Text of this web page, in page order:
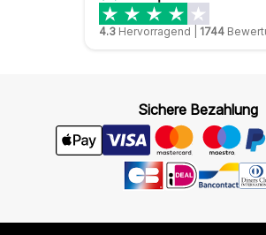
4.3 Hervorragend 1744
Sichere Bezahlung